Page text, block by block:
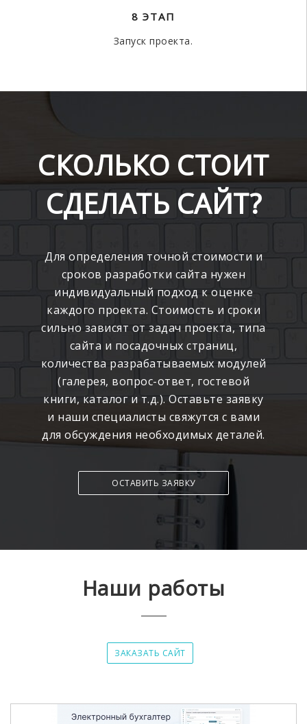
8 ЭТАП
Запуск проекта.
СКОЛЬКО СТОИТ
СДЕЛАТЬ САЙТ?
Для определения точной стоимости и
сроков разработки сайта нужен
индивидуальный подход к оценке
каждого проекта. Стоимость и сроки
сильно зависят от задач проекта, типа
сайта и посадочных страниц,
количества разрабатываемых модулей
(галерея, вопрос-ответ, гостевой
книги, каталог и т.д.). Оставьте заявку
и наши специалисты свяжутся с вами
для обсуждения необходимых деталей.
ОСТАВИТЬ ЗАЯВКУ
Наши работы
ЗАКАЗАТЬ САЙТ